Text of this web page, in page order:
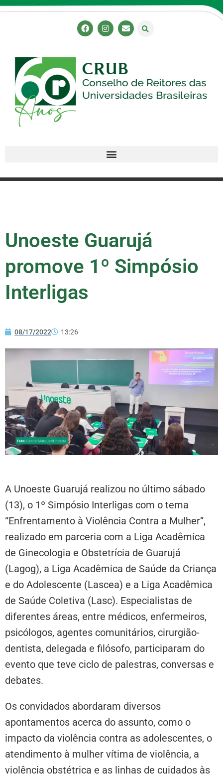
Unoeste Guarujá
promove 1º Simpósio
Interligas
08/17/2022 13:26
A Unoeste Guarujá realizou no último sábado
(13), o 1º Simpósio Interligas com o tema
“Enfrentamento à Violência Contra a Mulher”,
realizado em parceria com a Liga Acadêmica
de Ginecologia e Obstetrícia de Guarujá
(Lagog), a Liga Acadêmica de Saúde da Criança
e do Adolescente (Lascea) e a Liga Acadêmica
de Saúde Coletiva (Lasc). Especialistas de
diferentes áreas, entre médicos, enfermeiros,
psicólogos, agentes comunitários, cirurgião-
dentista, delegada e filósofo, participaram do
evento que teve ciclo de palestras, conversas e
debates.
Os convidados abordaram diversos
apontamentos acerca do assunto, como o
impacto da violência contra as adolescentes, o
atendimento à mulher vítima de violência, a
violência obstétrica e as linhas de cuidados às